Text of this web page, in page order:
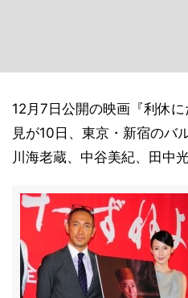
12月7日公開の映画『利休
見が10日、東京・新宿のバ
川海老蔵、中谷美紀、田中